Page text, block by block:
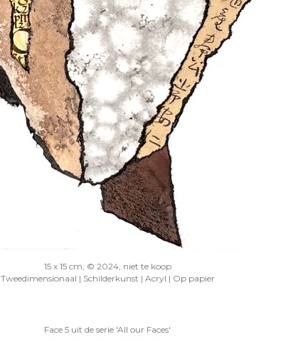
15 x 15 cm, © 2024, niet te koop
Tweedimensionaal | Schilderkunst | Acryl | Op papier
Face 5 uit de serie 'All our Faces'